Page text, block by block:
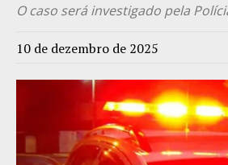
O caso será investigado pela
10 de dezembro de 2025